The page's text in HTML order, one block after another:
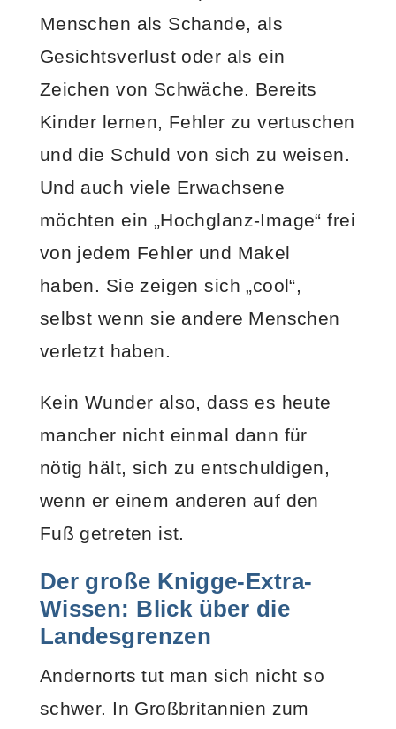
Menschen als Schande, als
Gesichtsverlust oder als ein
Zeichen von Schwäche. Bereits
Kinder lernen, Fehler zu vertuschen
und die Schuld von sich zu weisen.
Und auch viele Erwachsene
möchten ein „Hochglanz-Image“ frei
von jedem Fehler und Makel
haben. Sie zeigen sich „cool“,
selbst wenn sie andere Menschen
verletzt haben.
Kein Wunder also, dass es heute
mancher nicht einmal dann für
nötig hält, sich zu entschuldigen,
wenn er einem anderen auf den
Fuß getreten ist.
Der große Knigge-Extra-
Wissen: Blick über die
Landesgrenzen
Andernorts tut man sich nicht so
schwer. In Großbritannien zum